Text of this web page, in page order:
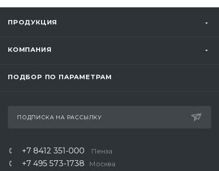
ПРОДУКЦИЯ
КОМПАНИЯ
ПОДБОР ПО ПАРАМЕТРАМ
ПОДПИСКА НА РАССЫЛКУ
+7 8412 351-000 Пенза
+7 495 573-1738 Москва